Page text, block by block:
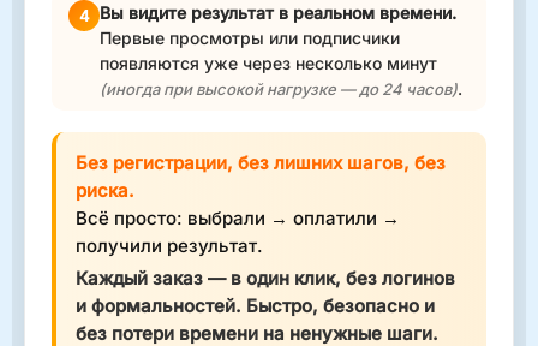
4 Вы видите результат в реальном времени.
Первые просмотры или подписчики
появляются уже через несколько минут
(иногда при высокой нагрузке — до 24 часов).
Без регистрации, без лишних шагов, без
риска.
Всё просто: выбрали → оплатили →
получили результат.
Каждый заказ — в один клик, без логинов
и формальностей. Быстро, безопасно и
без потери времени на ненужные шаги.